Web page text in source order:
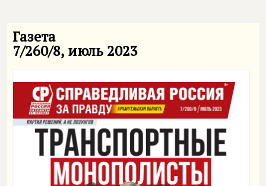
Газета
7/260/8, июль 2023